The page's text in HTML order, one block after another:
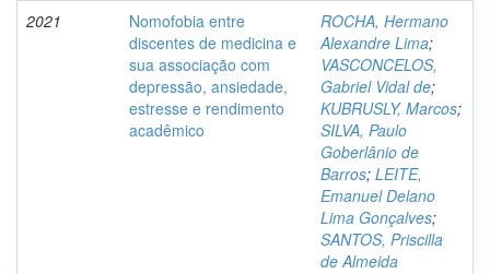
2021
Nomofobia entre
discentes de medicina e
sua associação com
depressão, ansiedade,
estresse e rendimento
acadêmico
ROCHA, Hermano
Alexandre Lima;
VASCONCELOS,
Gabriel Vidal de;
KUBRUSLY, Marcos;
SILVA, Paulo
Goberlânio de
Barros; LEITE,
Emanuel Delano
Lima Gonçalves;
SANTOS, Priscilla
de Almeida